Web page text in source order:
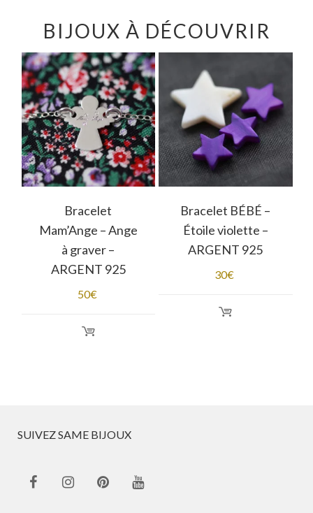
BIJOUX À DÉCOUVRIR
Bracelet
Mam’Ange – Ange
à graver –
ARGENT 925
50€
Bracelet BÉBÉ –
Étoile violette –
ARGENT 925
30€
SUIVEZ SAME BIJOUX